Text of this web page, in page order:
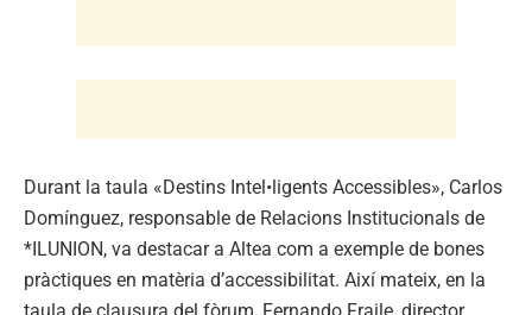
Durant la taula «Destins Intel•ligents Accessibles», Carlos
Domínguez, responsable de Relacions Institucionals de
*ILUNION, va destacar a Altea com a exemple de bones
pràctiques en matèria d’accessibilitat. Així mateix, en la